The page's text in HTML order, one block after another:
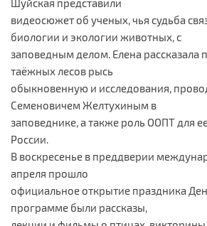
Шуйская представили
видеосюжет об ученых, чья судьба
биологии и экологии животных, с
заповедным делом. Елена рассказала
таёжных лесов рысь
обыкновенную и исследования,
Семеновичем Желтухиным в
заповеднике, а также роль ООПТ для
России.
В воскресенье в преддверии
апреля прошло
официальное открытие праздника
программе были рассказы,